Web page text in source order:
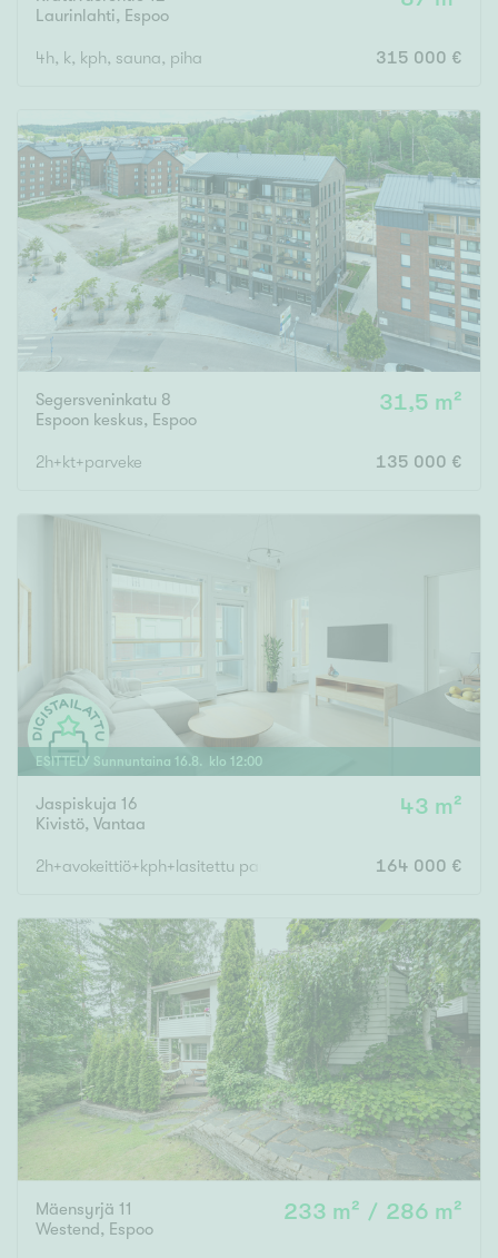
Laurinlahti, Espoo
4h, k, kph, sauna, piha 315 000 €
Segersveninkatu 8
Espoon keskus, Espoo
31,5 m²
2h+kt+parveke 135 000 €
ESITTELY Sunnuntaina 16.8. klo 12:00
Jaspiskuja 16
Kivistö, Vantaa
43 m²
2h+avokeittiö+kph+lasitettu parv., OMA TONTTI164 000 €
Mäensyrjä 11
Westend, Espoo
233 m² / 286 m²